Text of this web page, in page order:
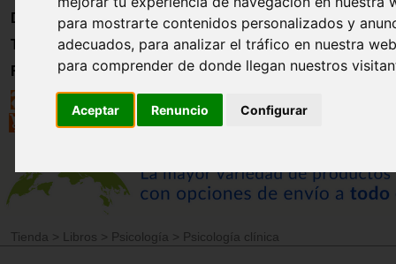
para mostrarte contenidos personalizados y
adecuados, para analizar el tráfico en nuestra
para comprender de donde llegan nuestros
Aceptar Renuncio Configurar
Directorio
Trabajo
Registro
Tienda > Libros > Psicología > Psicología clínica